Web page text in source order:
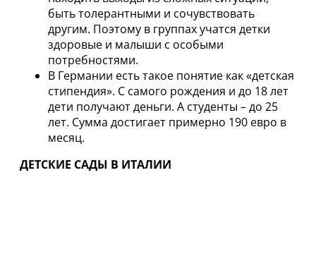
быть толерантными и сочувствовать
другим. Поэтому в группах учатся детки
здоровые и малыши с особыми
потребностями.
В Германии есть такое понятие как «детская
стипендия». С самого рождения и до 18 лет
дети получают деньги. А студенты – до 25
лет. Сумма достигает примерно 190 евро в
месяц.
ДЕТСКИЕ САДЫ В ИТАЛИИ